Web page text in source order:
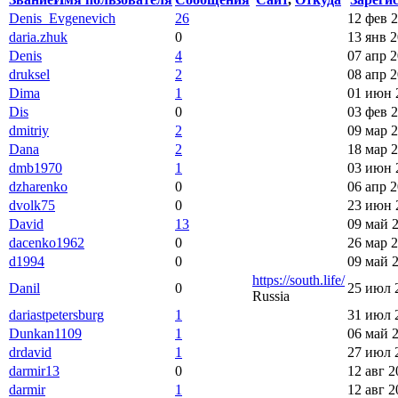
Denis_Evgenevich
26
12 фев
daria.zhuk
0
13 янв
Denis
4
07 апр
druksel
2
08 апр
Dima
1
01 июн
Dis
0
03 фев
dmitriy
2
09 мар
Dana
2
18 мар
dmb1970
1
03 июн
dzharenko
0
06 апр
dvolk75
0
23 июн
David
13
09 май
dacenko1962
0
26 мар
d1994
0
09 май
Danil
0
https://south.life/
Russia
25 июл
dariastpetersburg
1
31 июл
Dunkan1109
1
06 май
drdavid
1
27 июл
darmir13
0
12 авг
darmir
1
12 авг